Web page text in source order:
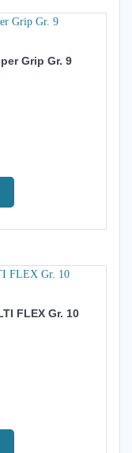
Grip Gr. 9
FLEX Gr. 10